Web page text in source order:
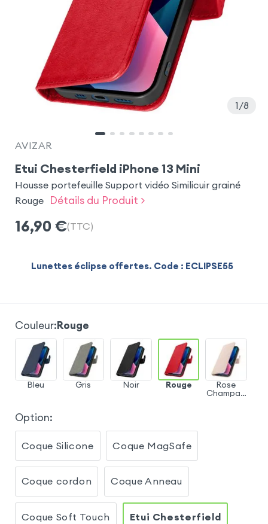
1 8
AVIZAR
Etui Chesterfield iPhone 13 Mini
Housse portefeuille Support vidéo Similicuir grainé
Rouge
Détails du Produit >
16,90 €(TTC)
Lunettes éclipse offertes. Code : ECLIPSE55
Couleur:Rouge
Bleu Gris Noir Rouge Rose
Champag
Option:
Coque Silicone Coque MagSafe
Coque cordon Coque Anneau
Coque Soft Touch Etui Chesterfield